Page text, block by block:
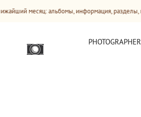
PHOTOGRAPHER
альбомы, информация, разделы, прайсы